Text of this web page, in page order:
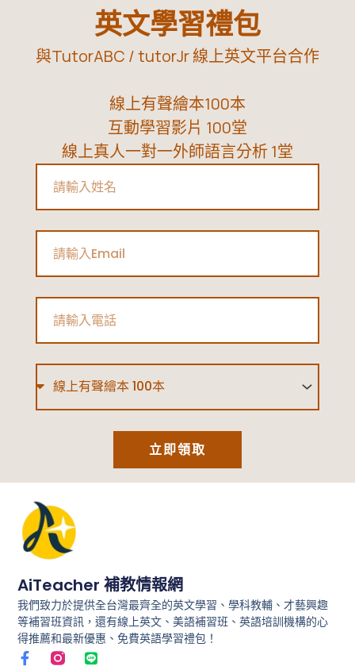
園
橋
英
檢！
英文學習禮包
與TutorABC / tutorJr 線上英文平台合作
線上有聲繪本100本
互動學習影片 100堂
線上真人一對一外師語言分析 1堂
立即領取
AiTeacher 補教情報網
我們致力於提供全台灣最齊全的英文學習、學科教輔、才藝興趣
等補習班資訊，還有線上英文、美語補習班、英語培訓機構的心
得推薦和最新優惠、免費英語學習禮包！
F L